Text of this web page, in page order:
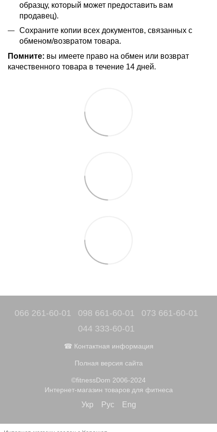
образцу, который может предоставить вам
продавец).
Сохраните копии всех документов, связанных с
обменом/возвратом товара.
Помните: вы имеете право на обмен или возврат
качественного товара в течение 14 дней.
066 261-60-01 098 661-60-01
073 661-60-01
044 333-60-01
☎ Контактная информация
Полная версия сайта
©fitnessDom 2006-2024
Интернет-магазин товаров для фитнеса
Укр Рус Eng